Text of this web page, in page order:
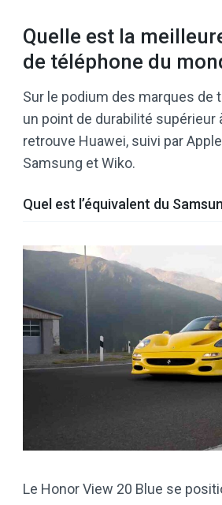
Quelle est la
de téléphone du
Sur le podium des marques de
un point de durabilité supérieur
retrouve Huawei, suivi par
Samsung et Wiko.
Quel est l’équivalent du
Le Honor View 20 Blue se